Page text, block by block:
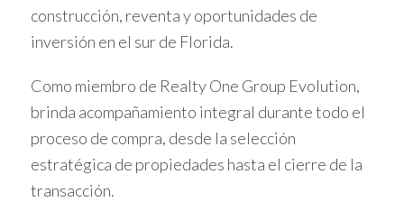
fundamental para navegar el proceso de compra en pre-
construcción. Un buen asesor brinda información clara,
comunes.
Además, un corredor conoce el mercado local y puede
identificar proyectos confiables y con buen potencial.
construcción, reventa y oportunidades de
inversión en el sur de Florida.
Como miembro de Realty One Group Evolution,
brinda acompañamiento integral durante todo el
proceso de compra, desde la selección
estratégica de propiedades hasta el cierre de la
transacción.